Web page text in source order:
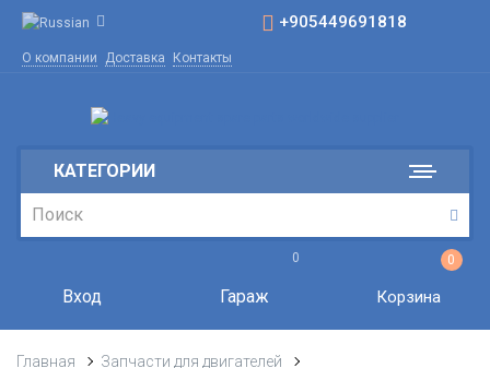
+905449691818
О компании Доставка Контакты
КАТЕГОРИИ
Вход
0
Гараж
0
Корзина
Главная
Запчасти для двигателей